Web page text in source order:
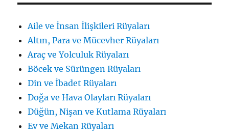
Aile ve İnsan İlişkileri Rüyaları
Altın, Para ve Mücevher Rüyaları
Araç ve Yolculuk Rüyaları
Böcek ve Sürüngen Rüyaları
Din ve İbadet Rüyaları
Doğa ve Hava Olayları Rüyaları
Düğün, Nişan ve Kutlama Rüyaları
Ev ve Mekan Rüyaları